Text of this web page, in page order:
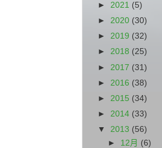
►2021 (5)
►2020 (30)
►2019 (32)
►2018 (25)
► 2017 (31)
► 2016 (38)
► 2015 (34)
► 2014 (33)
▼2013 (56)
► 12月 (6)